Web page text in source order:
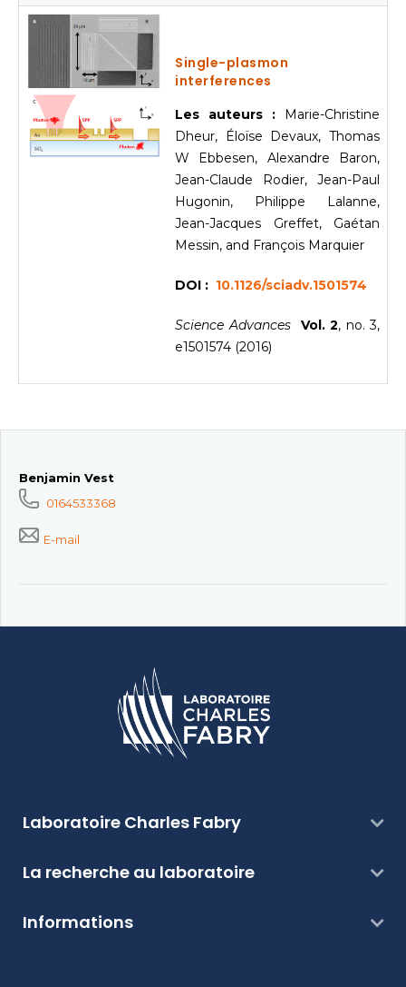
Single-plasmon
interferences
Les auteurs : Marie-Christine
Dheur, Éloïse Devaux, Thomas
W Ebbesen, Alexandre Baron,
Jean-Claude Rodier, Jean-Paul
Hugonin, Philippe Lalanne,
Jean-Jacques Greffet, Gaétan
Messin, and François Marquier
DOI : 10.1126/sciadv.1501574
Science Advances Vol. 2, no. 3,
e1501574 (2016)
Benjamin Vest
0164533368
E-mail
Laboratoire Charles Fabry
La recherche au laboratoire
Informations